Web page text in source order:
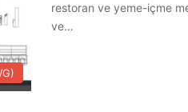
restoran ve yeme-içme
ve…